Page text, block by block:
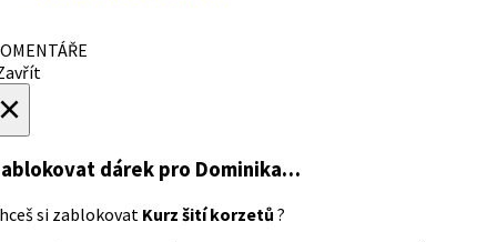
dárek pro Dominika…
si zablokovat Kurz šití korzetů ?